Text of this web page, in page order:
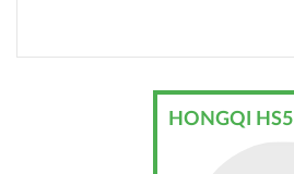
HONGQI HS5